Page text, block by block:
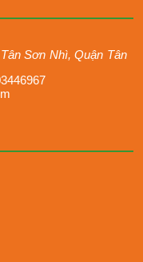
Sơn Nhì,Quận Tân